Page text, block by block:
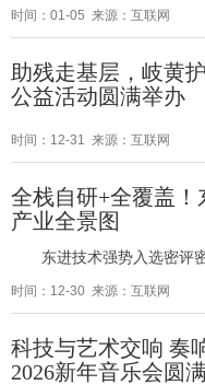
时间：01-05 来源：互联网
助残走基层，岐黄
公益活动圆满举办
时间：12-31 来源：互联网
全栈自研+全覆盖
产业全景图
东进技术强势入选密评
时间：12-30 来源：互联网
科技与艺术交响 奏
2026新年音乐会圆